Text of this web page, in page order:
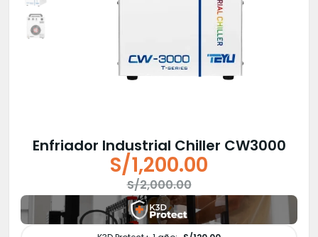
Enfriador Industrial Chiller CW3000
S/2,000.00
precio
original
S/1,200.00
precio
actual